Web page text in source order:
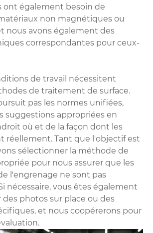
ont également besoin de
non magnétiques ou
nous avons également des
correspondantes pour ceux-
de travail nécessitent
de traitement de surface.
pas les normes unifiées,
suggestions appropriées en
où et de la façon dont les
réellement. Tant que l'objectif est
sélectionner la méthode de
pour nous assurer que les
l'engrenage ne sont pas
nécessaire, vous êtes également
des photos sur place ou des
et nous coopérerons pour